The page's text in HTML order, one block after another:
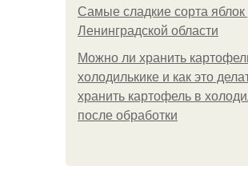
Самые сладкие сорта яблок
Ленинградской области
Можно ли хранить
холодилькике и как это
хранить картофель в
после обработки